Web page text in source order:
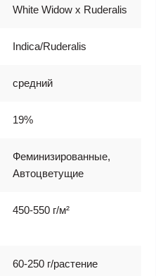
White Widow x Ruderalis
Indica/Ruderalis
средний
19%
Феминизированные,
Автоцветущие
450-550 г/м²
60-250 г/растение